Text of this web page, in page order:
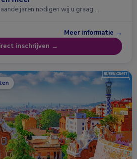
jaren nodigen wij u graag …
Meer informatie →
inschrijven →